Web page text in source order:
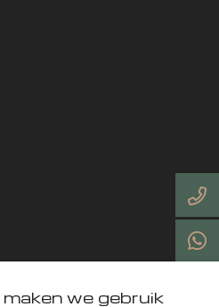
we gebruik